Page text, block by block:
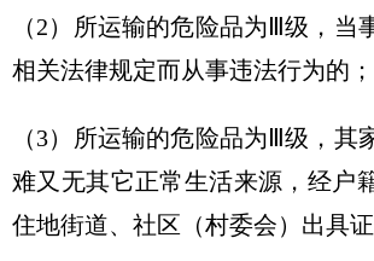
（2）所运输的危险品为Ⅲ级，当
相关法律规定而从事违法行为的；
（3）所运输的危险品为Ⅲ级，其
难又无其它正常生活来源，经户
住地街道、社区（村委会）出具证